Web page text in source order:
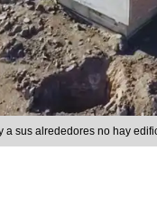
a sus alrededores no hay